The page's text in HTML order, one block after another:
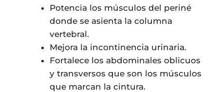
Potencia los músculos del periné
donde se asienta la columna
vertebral.
Mejora la incontinencia urinaria.
Fortalece los abdominales oblicuos
y transversos que son los músculos
que marcan la cintura.